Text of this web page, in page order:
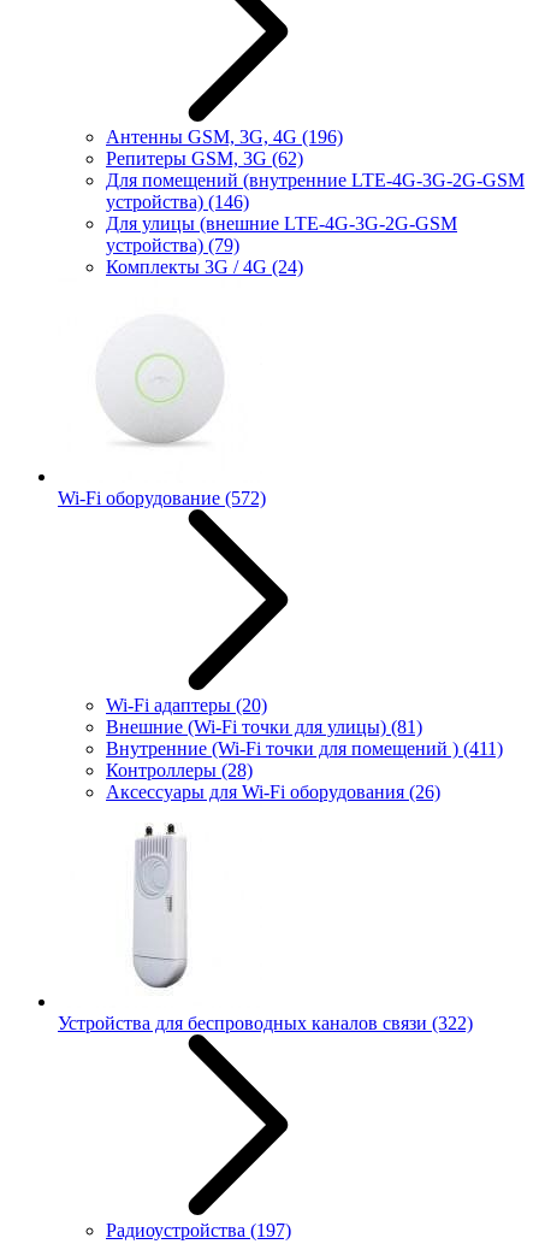
Антенны GSM, 3G, 4G (196)
Репитеры GSM, 3G (62)
Для помещений (внутренние LTE-4G-3G-2G-GSM
устройства) (146)
Для улицы (внешние LTE-4G-3G-2G-GSM
устройства) (79)
Комплекты 3G / 4G (24)
Wi-Fi оборудование (572)
Wi-Fi адаптеры (20)
Внешние (Wi-Fi точки для улицы) (81)
Внутренние (Wi-Fi точки для помещений ) (411)
Контроллеры (28)
Аксессуары для Wi-Fi оборудования (26)
Устройства для беспроводных каналов связи (322)
Радиоустройства (197)